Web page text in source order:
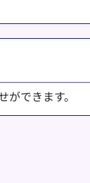
できます。